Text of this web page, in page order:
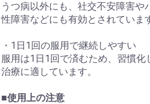
うつ病以外にも、社交不安障害や
性障害などにも有効とされていま
・1日1回の服用で継続しやすい
服用は1日1回で済むため、習慣化
治療に適しています。
■使用上の注意